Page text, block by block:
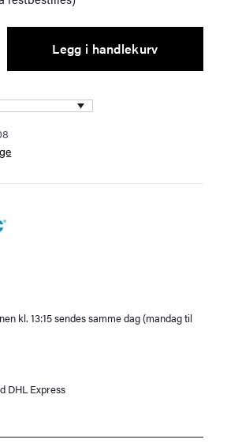
Legg i handlekurv
kl. 13:15 sendes samme dag (mandag til
DHL Express